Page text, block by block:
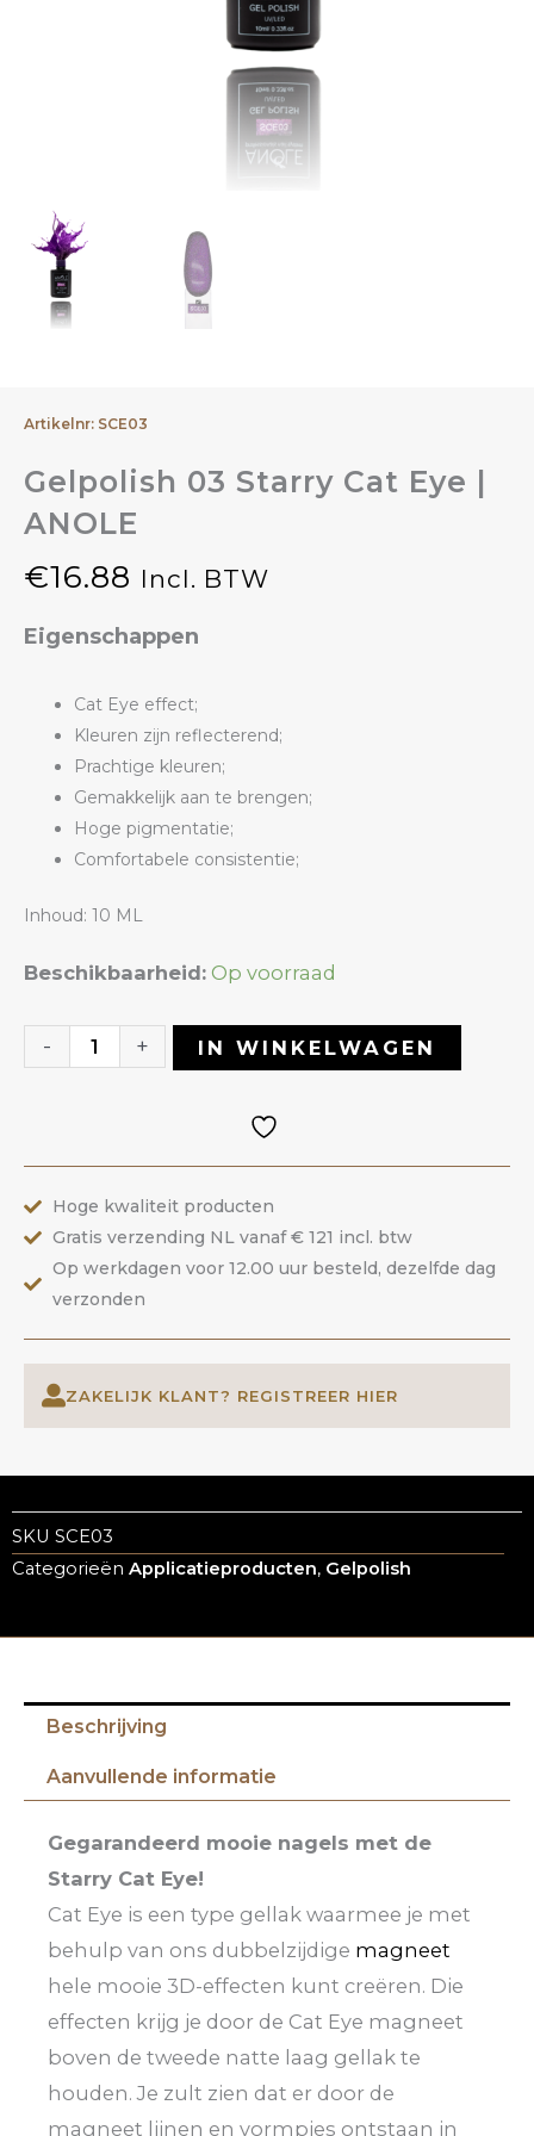
Artikelnr: SCE03
Gelpolish 03 Starry Cat Eye |
ANOLE
€16.88 Incl. BTW
Eigenschappen
Cat Eye effect;
Kleuren zijn reflecterend;
Prachtige kleuren;
Gemakkelijk aan te brengen;
Hoge pigmentatie;
Comfortabele consistentie;
Inhoud: 10 ML
Beschikbaarheid: Op voorraad
-
Gelpolish
Starry
aantal
+ IN WINKELWAGEN
Hoge kwaliteit producten
Gratis verzending NL vanaf € 121 incl. btw
Op werkdagen voor 12.00 uur besteld, dezelfde dag
verzonden
ZAKELIJK KLANT? REGISTREER HIER
SKU SCE03
Categorieën Applicatieproducten, Gelpolish
Beschrijving
Aanvullende informatie
Gegarandeerd mooie nagels met de
Starry Cat Eye!
Cat Eye is een type gellak waarmee je met
behulp van ons dubbelzijdige magneet
hele mooie 3D-effecten kunt creëren. Die
effecten krijg je door de Cat Eye magneet
boven de tweede natte laag gellak te
houden. Je zult zien dat er door de
magneet lijnen en vormpjes ontstaan in